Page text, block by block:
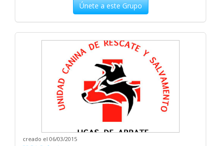
Únete a este Grupo
creado el 06/03/2015